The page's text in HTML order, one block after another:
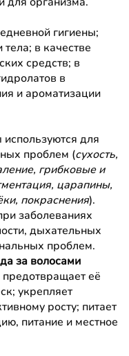
гигиены;
в качестве
средств; в
в
и ароматизации
для
проблем (сухость,
грибковые и
царапины,
покраснения).
заболеваниях
дыхательных
проблем.
за волосами
предотвращает её
укрепляет
росту; питает
питание и местное